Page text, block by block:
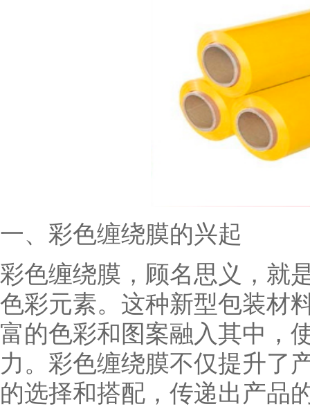
一、彩色缠绕膜的兴起
彩色缠绕膜，顾名思义，就
色彩元素。这种新型包装材
富的色彩和图案融入其中，
力。彩色缠绕膜不仅提升了
的选择和搭配，传递出产品